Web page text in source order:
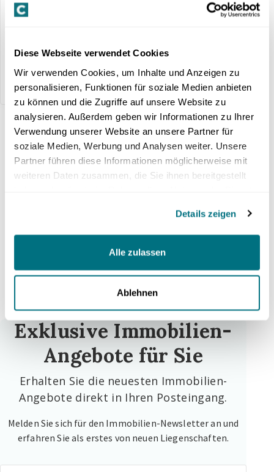
Diese Webseite verwendet Cookies
Wir verwenden Cookies, um Inhalte und Anzeigen zu
personalisieren, Funktionen für soziale Medien anbieten
zu können und die Zugriffe auf unsere Website zu
analysieren. Außerdem geben wir Informationen zu Ihrer
Verwendung unserer Website an unsere Partner für
soziale Medien, Werbung und Analysen weiter. Unsere
Partner führen diese Informationen möglicherweise mit
weiteren Daten zusammen, die Sie ihnen bereitgestellt
Details zeigen
Alle zulassen
Ablehnen
Kontaktieren Sie uns für mehr
ilia.riaskoff@crowdhouse.com
+41 (0) 44 377 60 60
Exklusive Immobilien-
Angebote für Sie
Erhalten Sie die neuesten Immobilien-
Angebote direkt in Ihren Posteingang.
Melden Sie sich für den Immobilien-Newsletter an und
erfahren Sie als erstes von neuen Liegenschaften.